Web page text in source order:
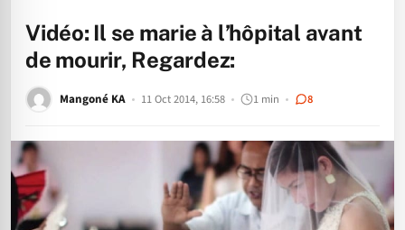
Vidéo: Il se marie à l’hôpital avant
de mourir, Regardez:
Mangoné KA 11 Oct 2014, 16:58 1 min 8